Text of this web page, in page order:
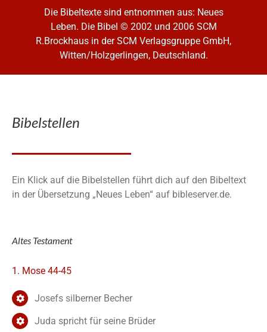
Die Bibeltexte sind entnommen aus: Neues
Leben. Die Bibel © 2002 und 2006 SCM
R.Brockhaus in der SCM Verlagsgruppe GmbH,
Witten/Holzgerlingen, Deutschland.
Bibelstellen
Ein Klick auf die Bibelstellen führt dich auf den Bibeltext
in der Übersetzung „Neues Leben“ auf bibleserver.de.
Altes Testament
1. Mose 44-45
Josefs silberner Becher
Juda spricht für seine Brüder